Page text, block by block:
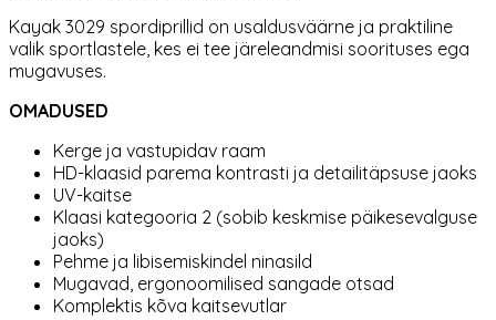
Kayak 3029 spordiprillid on usaldusväärne ja praktiline
valik sportlastele, kes ei tee järeleandmisi soorituses ega
mugavuses.
OMADUSED
Kerge ja vastupidav raam
HD-klaasid parema kontrasti ja detailitäpsuse jaoks
UV-kaitse
Klaasi kategooria 2 (sobib keskmise päikesevalguse
jaoks)
Pehme ja libisemiskindel ninasild
Mugavad, ergonoomilised sangade otsad
Komplektis kõva kaitsevutlar